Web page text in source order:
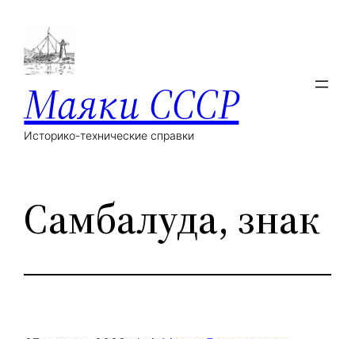
Маяки СССР
Историко-технические справки
Самбалуда, знак